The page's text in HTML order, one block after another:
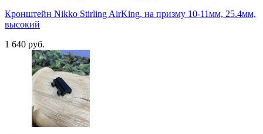
Кронштейн Nikko Stirling AirKing, на призму 10-11мм, 25.4мм,
высокий
1 640 руб.